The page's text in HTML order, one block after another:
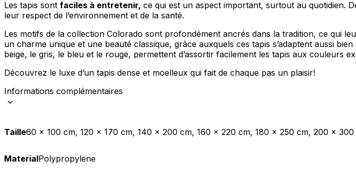
Les tapis sont faciles à entretenir, ce qui est un aspect important, surtout au quotidien.
leur respect de l’environnement et de la santé.
Les motifs de la collection Colorado sont profondément ancrés dans la tradition, ce qui
un charme unique et une beauté classique, grâce auxquels ces tapis s’adaptent aussi
beige, le gris, le bleu et le rouge, permettent d’assortir facilement les tapis aux couleurs
Découvrez le luxe d’un tapis dense et moelleux qui fait de chaque pas un plaisir!
Informations complémentaires
Taille60 x 100 cm, 120 x 170 cm, 140 x 200 cm, 160 x 220 cm, 180 x 250 cm, 200 x
MaterialPolypropylene
Préférences
comme votre langue préférée ou la région dans laquelle vous vous trouvez.
Les cookies statistiques aident les propriétaires de sites web à comprendre
Les cookies marketing sont utilisés pour suivre les utilisateurs sur les
engageantes pour l'utilisateur individuel et, par conséquent, plus